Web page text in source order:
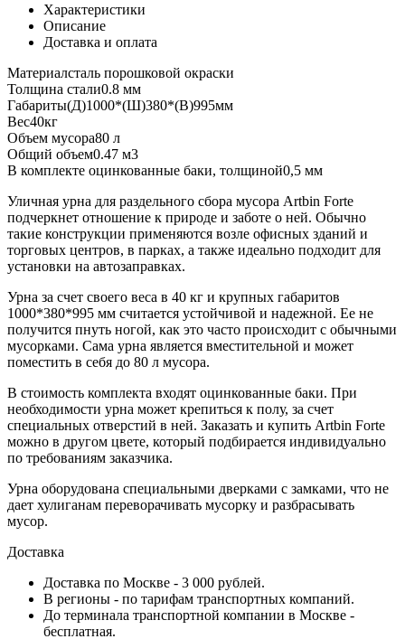
Характеристики
Описание
Доставка и оплата
Материалсталь порошковой окраски
Толщина стали0.8 мм
Габариты(Д)1000*(Ш)380*(В)995мм
Вес40кг
Объем мусора80 л
Общий объем0.47 м3
В комплекте оцинкованные баки, толщиной0,5 мм
Уличная урна для раздельного сбора мусора Artbin Forte
подчеркнет отношение к природе и заботе о ней. Обычно
такие конструкции применяются возле офисных зданий и
торговых центров, в парках, а также идеально подходит для
установки на автозаправках.
Урна за счет своего веса в 40 кг и крупных габаритов
1000*380*995 мм считается устойчивой и надежной. Ее не
получится пнуть ногой, как это часто происходит с обычными
мусорками. Сама урна является вместительной и может
поместить в себя до 80 л мусора.
В стоимость комплекта входят оцинкованные баки. При
необходимости урна может крепиться к полу, за счет
специальных отверстий в ней. Заказать и купить Artbin Forte
можно в другом цвете, который подбирается индивидуально
по требованиям заказчика.
Урна оборудована специальными дверками с замками, что не
дает хулиганам переворачивать мусорку и разбрасывать
мусор.
Доставка
Доставка по Москве - 3 000 рублей.
В регионы - по тарифам транспортных компаний.
До терминала транспортной компании в Москве -
бесплатная.